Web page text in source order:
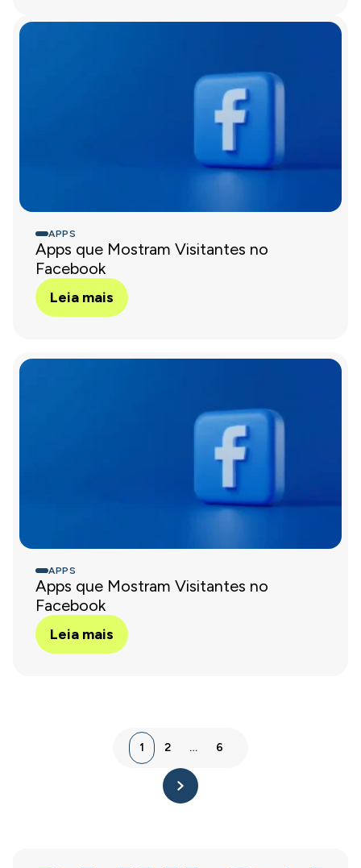
APPS
Apps que Mostram Visitantes no
Facebook
Leia mais
APPS
Apps que Mostram Visitantes no
Facebook
Leia mais
1 2 … 6